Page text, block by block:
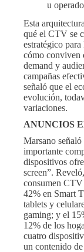
u
Esta
qué el CTV se
estratégico
cómo conviven
demand y
campañas
señaló que el
evolución,
variaciones.
ANUNCIOS
Marsano
importante
dispositivos
screen”.
consumen
42% en Smart
tablets y
gaming; y el
12% de los
cuatro
un contenido